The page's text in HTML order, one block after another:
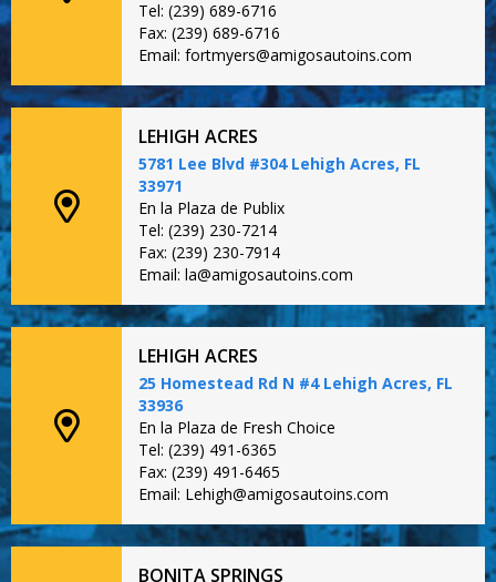
Tel: (239) 689-6716
Fax: (239) 689-6716
Email: fortmyers@amigosautoins.com
LEHIGH ACRES
5781 Lee Blvd #304 Lehigh Acres, FL
33971
En la Plaza de Publix
Tel: (239) 230-7214
Fax: (239) 230-7914
Email: la@amigosautoins.com
LEHIGH ACRES
25 Homestead Rd N #4 Lehigh Acres, FL
33936
En la Plaza de Fresh Choice
Tel: (239) 491-6365
Fax: (239) 491-6465
Email: Lehigh@amigosautoins.com
BONITA SPRINGS